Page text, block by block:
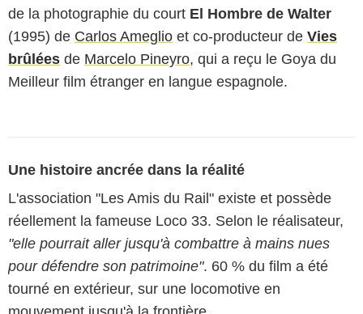
de la photographie du court El Hombre de Walter
(1995) de Carlos Ameglio et co-producteur de Vies
brûlées de Marcelo Pineyro, qui a reçu le Goya du
Meilleur film étranger en langue espagnole.
Une histoire ancrée dans la réalité
L'association "Les Amis du Rail" existe et possède
réellement la fameuse Loco 33. Selon le réalisateur,
"elle pourrait aller jusqu'à combattre à mains nues
pour défendre son patrimoine". 60 % du film a été
tourné en extérieur, sur une locomotive en